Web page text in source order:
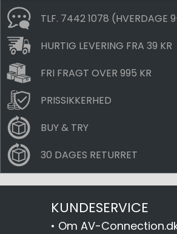
TLF. 7442 1078 (HVERDAGE
HURTIG LEVERING FRA 39 KR
FRI FRAGT OVER 995 KR
PRISSIKKERHED
BUY & TRY
30 DAGES RETURRET
KUNDESERVICE
• Om AV-